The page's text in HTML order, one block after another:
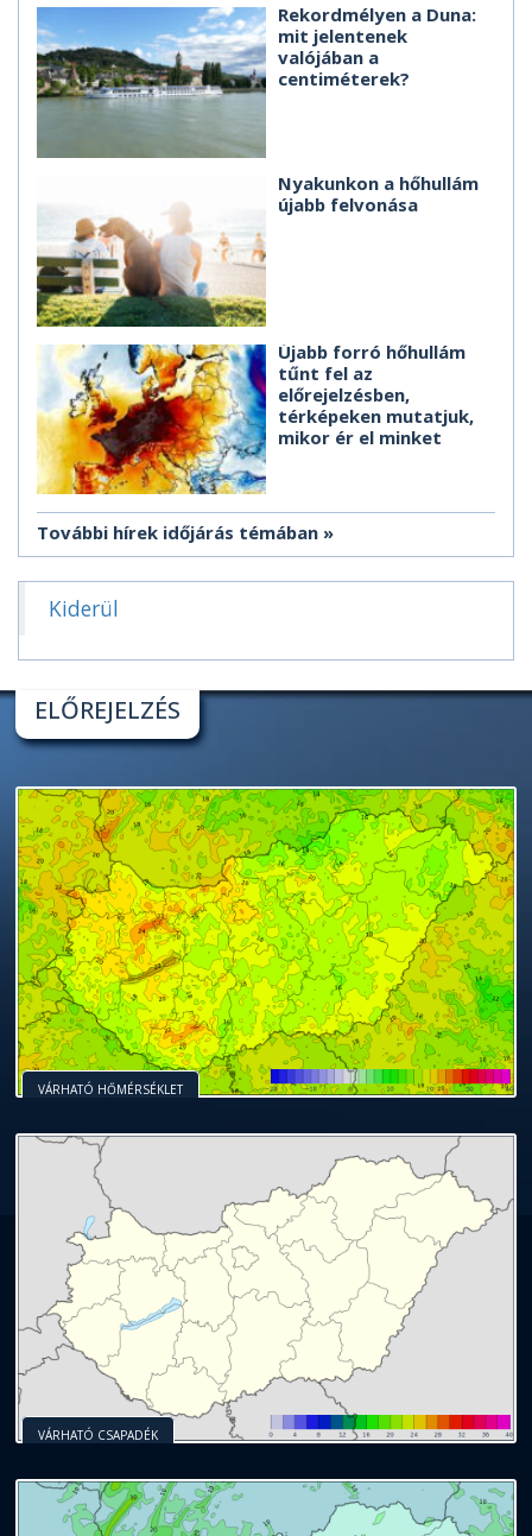
Rekordmélyen a Duna:
mit jelentenek
valójában a
centiméterek?
Nyakunkon a hőhullám
újabb felvonása
Újabb forró hőhullám
tűnt fel az
előrejelzésben,
térképeken mutatjuk,
mikor ér el minket
További hírek időjárás témában
Kiderül
ELŐREJELZÉS
VÁRHATÓ HŐMÉRSÉKLET
VÁRHATÓ CSAPADÉK